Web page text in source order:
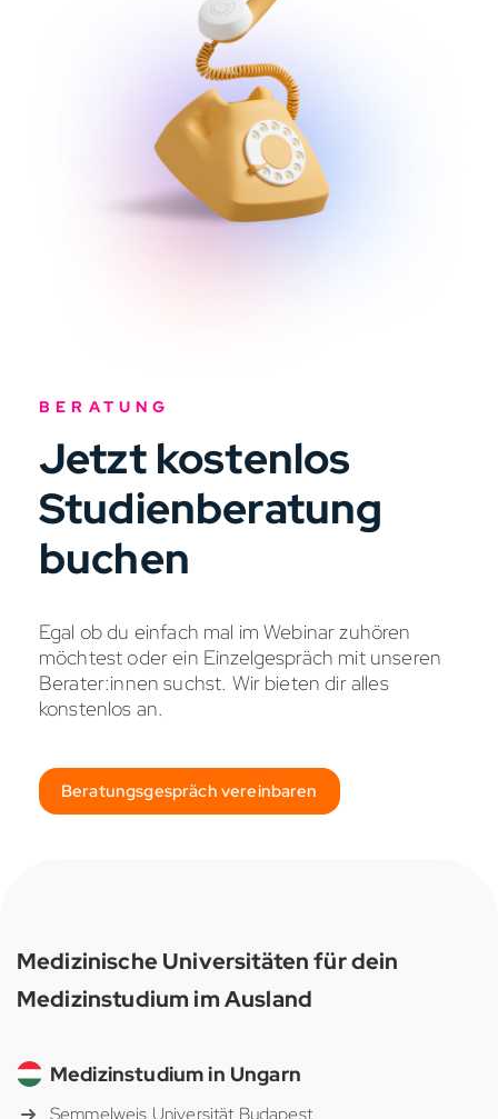
BERATUNG
Jetzt kostenlos
Studienberatung
buchen
Egal ob du einfach mal im Webinar zuhören
möchtest oder ein Einzelgespräch mit unseren
Berater:innen suchst. Wir bieten dir alles
konstenlos an.
Beratungsgespräch vereinbaren
Medizinische Universitäten für dein
Medizinstudium im Ausland
Medizinstudium in Ungarn
Semmelweis Universität Budapest